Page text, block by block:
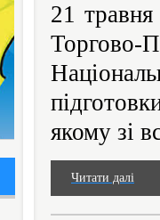
21
якому зі
Читати далі